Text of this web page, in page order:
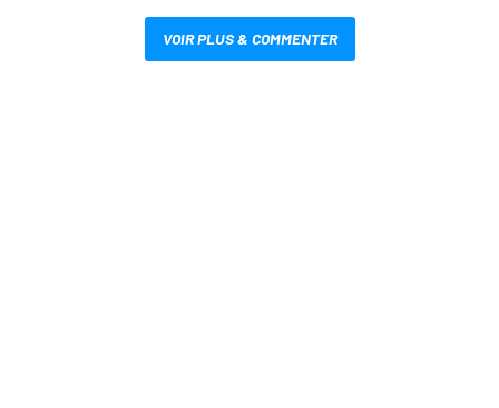
VOIR PLUS & COMMENTER